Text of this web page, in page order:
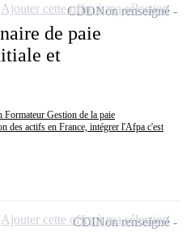
de paie
et
Gestion de la paie
des actifs en France, intégrer l'Afpa c'est
CDDNon renseigné
Ajouter cette offre à ma sélection
CDINon renseigné
Ajouter cette offre à ma sélection